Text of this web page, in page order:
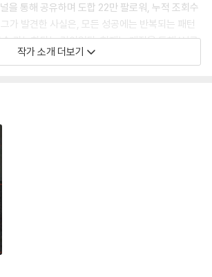
을 통해 공유하며 도합 22만 팔로워, 누적 조회수
가 발견한 사실은, 모든 성공에는 반복되는 패턴
가능하다는 것이었다. 현재는 계정을 통해 ‘성공
아니라 성공하는 패턴을 본인의 삶에 올바르게
작가 소개 더보기